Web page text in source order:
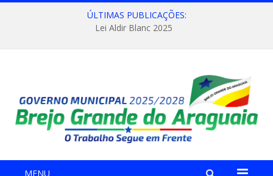
ÚLTIMAS PUBLICAÇÕES:
Lei Aldir Blanc 2025
MENU